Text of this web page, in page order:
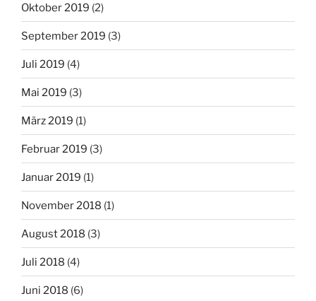
Oktober 2019 (2)
September 2019 (3)
Juli 2019 (4)
Mai 2019 (3)
März 2019 (1)
Februar 2019 (3)
Januar 2019 (1)
November 2018 (1)
August 2018 (3)
Juli 2018 (4)
Juni 2018 (6)